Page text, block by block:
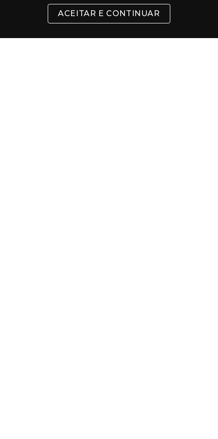
ACEITAR E CONTINUAR